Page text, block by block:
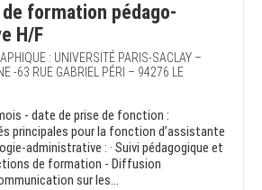
formation pédago-
H/F
: UNIVERSITÉ PARIS-SACLAY –
-63 RUE GABRIEL PÉRI – 94276 LE
- date de prise de fonction :
principales pour la fonction d’assistante
administrative : · Suivi pédagogique et
de formation - Diffusion
sur les...